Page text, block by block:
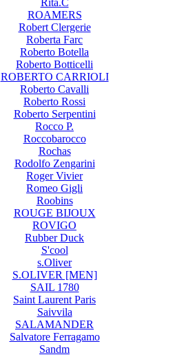
ROAMERS
Robert Clergerie
Roberta Farc
Roberto Botella
Roberto Botticelli
ROBERTO CARRIOLI
Roberto Cavalli
Roberto Rossi
Roberto Serpentini
Rocco P.
Roccobarocco
Rochas
Rodolfo Zengarini
Roger Vivier
Romeo Gigli
Roobins
ROUGE BIJOUX
ROVIGO
Rubber Duck
S'cool
s.Oliver
S.OLIVER [MEN]
SAIL 1780
Saint Laurent Paris
Saivvila
SALAMANDER
Salvatore Ferragamo
Sandm